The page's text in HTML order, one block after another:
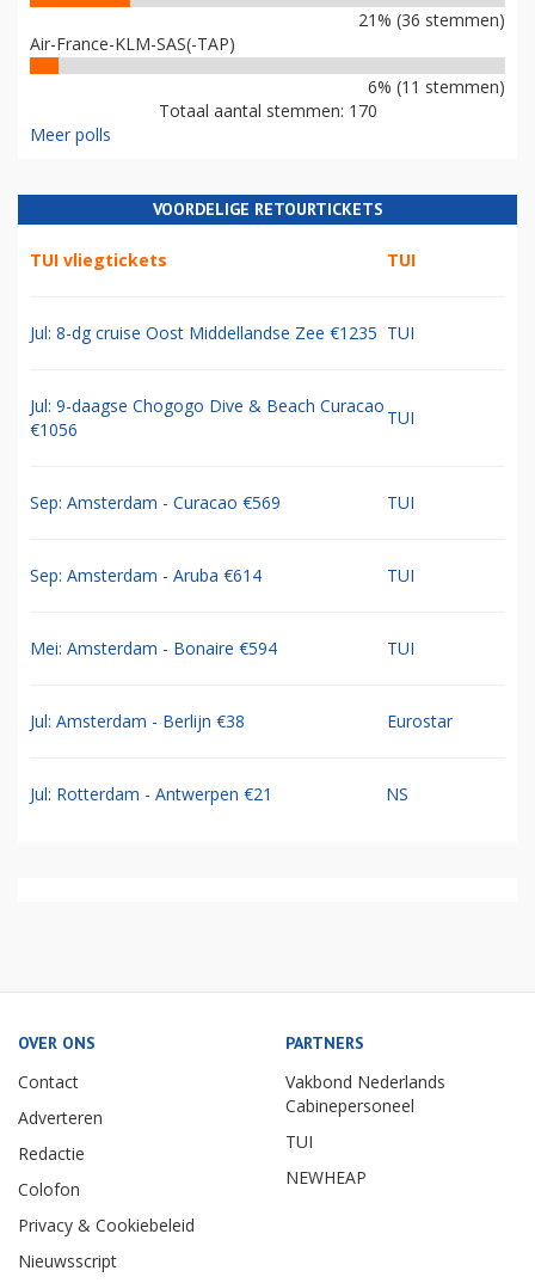
21% (36 stemmen)
Air-France-KLM-SAS(-TAP)
6% (11 stemmen)
Totaal aantal stemmen: 170
Meer polls
VOORDELIGE RETOURTICKETS
TUI vliegtickets TUI
Jul: 8-dg cruise Oost Middellandse Zee €1235 TUI
Jul: 9-daagse Chogogo Dive & Beach Curacao
€1056
TUI
Sep: Amsterdam - Curacao €569 TUI
Sep: Amsterdam - Aruba €614 TUI
Mei: Amsterdam - Bonaire €594 TUI
Jul: Amsterdam - Berlijn €38 Eurostar
Jul: Rotterdam - Antwerpen €21 NS
OVER ONS
Contact
Adverteren
Redactie
Colofon
Privacy & Cookiebeleid
Nieuwsscript
PARTNERS
Vakbond Nederlands
Cabinepersoneel
TUI
NEWHEAP